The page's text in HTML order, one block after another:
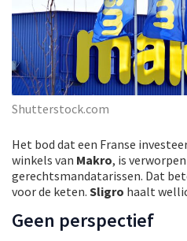
Shutterstock.com
Het bod dat een Franse
winkels van Makro, is
gerechtsmandatarissen. Dat
voor de keten. Sligro haalt
Geen perspectief